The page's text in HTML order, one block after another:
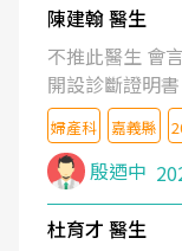
陳建翰 醫生
不推此醫生 會
開設診斷證明
婦產科 嘉義縣
殷迺中
杜育才 醫生